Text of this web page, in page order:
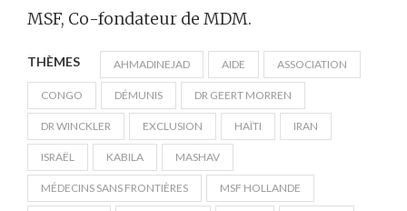
MSF, Co-fondateur de MDM.
THÈMES AHMADINEJAD AIDE ASSOCIATION
CONGO DÉMUNIS DR GEERT MORREN
DR WINCKLER EXCLUSION HAÏTI IRAN
ISRAËL KABILA MASHAV
MÉDECINS SANS FRONTIÈRES MSF HOLLANDE